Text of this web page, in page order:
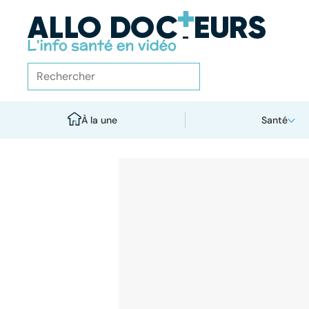
À la une Santé